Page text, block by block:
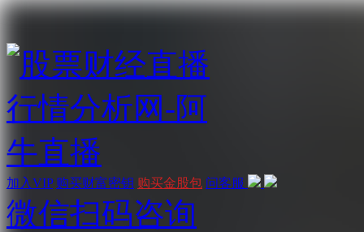
加入VIP 购买财富密钥 购买金股包 问客服
微信扫码咨询